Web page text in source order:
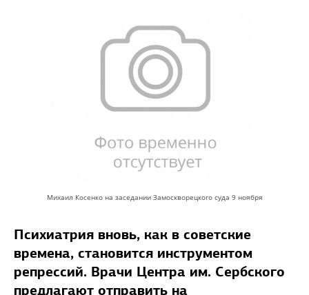
Михаил Косенко на заседании Замоскворецкого суда 9 ноября
Психиатрия вновь, как в советские
времена, становится инструментом
репрессий. Врачи Центра им. Сербского
предлагают отправить на